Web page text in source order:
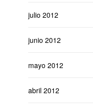
julio 2012
junio 2012
mayo 2012
abril 2012